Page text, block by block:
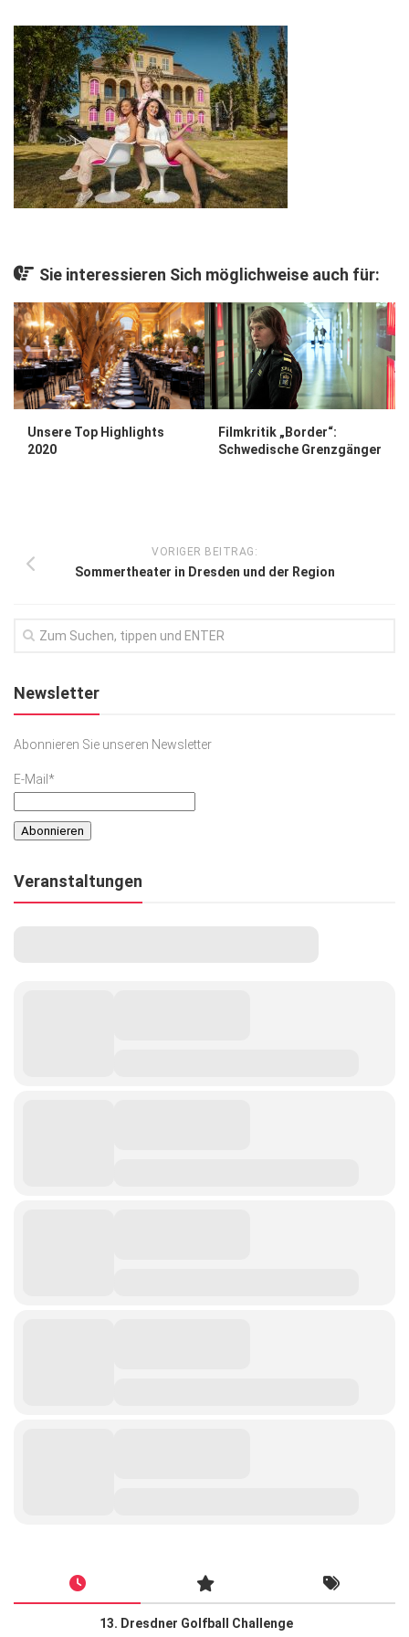
Gesellschaft
Kunst & Kultur
Lifestyle
Ausflug & Reise
Podcast
Top Branchen
Sie interessieren Sich möglichweise auch für:
Unsere Top Highlights
2020
Filmkritik „Border“:
Schwedische Grenzgänger
VORIGER BEITRAG:
Sommertheater in Dresden und der Region
Newsletter
Abonnieren Sie unseren Newsletter
E-Mail*
Veranstaltungen
13. Dresdner Golfball Challenge